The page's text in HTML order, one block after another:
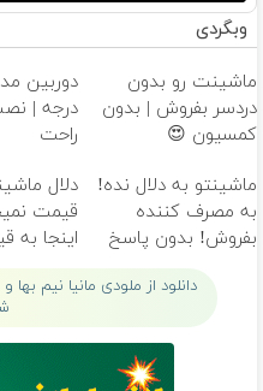
وبگردی
ماشینت رو بدون
دردسر بفروش | بدون
کمسیون 😍
درجه |
راحت
ماشینتو به دلال نده!
به مصرف کننده
بفروش! بدون پاسخ
دلال
قیمت
اینجا به
واقعی*
دانلود از ملودی مانیا نیم